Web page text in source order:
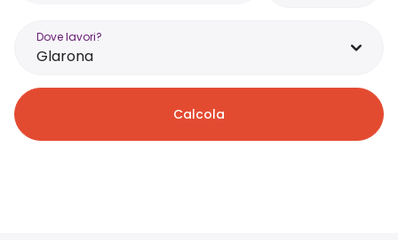
Dove lavori?
Glarona
Calcola